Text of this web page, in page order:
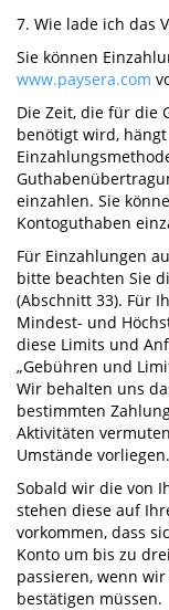
7. Wie lade ich das
Sie können
www.paysera.com
Die Zeit, die für die
benötigt wird,
einzahlen. Sie
Kontoguthaben
Für Einzahlungen
bitte beachten Sie
(Abschnitt 33). Für
Mindest- und
diese Limits und
„Gebühren und
Wir behalten uns
bestimmten
Aktivitäten
Umstände vorliegen.
Sobald wir die von
stehen diese auf
vorkommen, dass
Konto um bis zu
passieren, wenn
bestätigen müssen.